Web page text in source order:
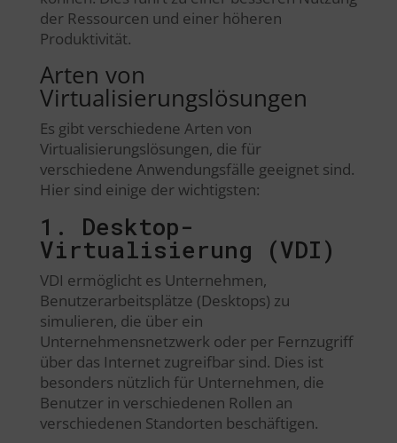
der Ressourcen und einer höheren
Produktivität.
Arten von
Virtualisierungslösungen
Es gibt verschiedene Arten von
Virtualisierungslösungen, die für
verschiedene Anwendungsfälle geeignet sind.
Hier sind einige der wichtigsten:
1. Desktop-
Virtualisierung (VDI)
VDI ermöglicht es Unternehmen,
Benutzerarbeitsplätze (Desktops) zu
simulieren, die über ein
Unternehmensnetzwerk oder per Fernzugriff
über das Internet zugreifbar sind. Dies ist
besonders nützlich für Unternehmen, die
Benutzer in verschiedenen Rollen an
verschiedenen Standorten beschäftigen.